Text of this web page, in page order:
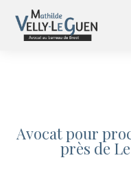
Avocat pour
près de